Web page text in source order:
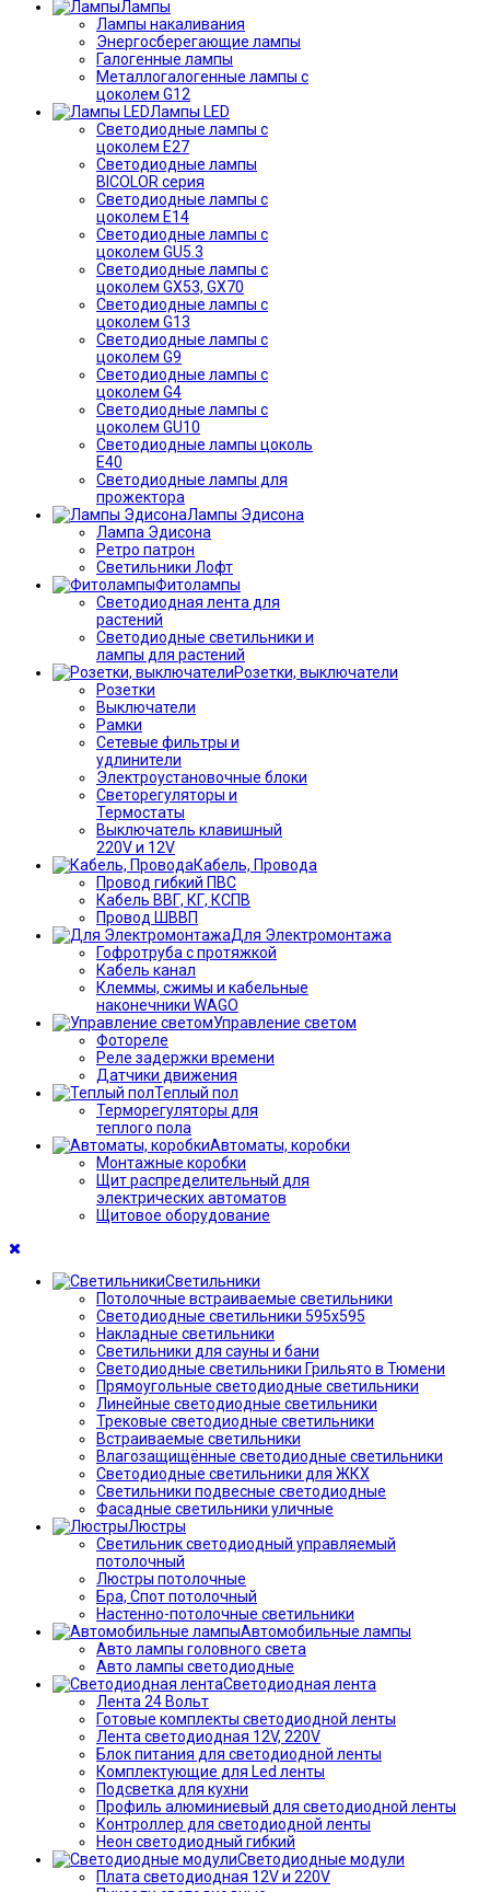
Лампы
Лампы накаливания
Энергосберегающие лампы
Галогенные лампы
Металлогалогенные лампы с
цоколем G12
Лампы LED
Светодиодные лампы с
цоколем E27
Светодиодные лампы
BICOLOR серия
Светодиодные лампы с
цоколем E14
Светодиодные лампы с
цоколем GU5.3
Светодиодные лампы с
цоколем GX53, GX70
Светодиодные лампы с
цоколем G13
Светодиодные лампы с
цоколем G9
Светодиодные лампы с
цоколем G4
Светодиодные лампы с
цоколем GU10
Светодиодные лампы цоколь
Е40
Светодиодные лампы для
прожектора
Лампы Эдисона
Лампа Эдисона
Ретро патрон
Светильники Лофт
Фитолампы
Светодиодная лента для
растений
Светодиодные светильники и
лампы для растений
Розетки, выключатели
Розетки
Выключатели
Рамки
Сетевые фильтры и
удлинители
Электроустановочные блоки
Светорегуляторы и
Термостаты
Выключатель клавишный
220V и 12V
Кабель, Провода
Провод гибкий ПВС
Кабель ВВГ, КГ, КСПВ
Провод ШВВП
Для Электромонтажа
Гофротруба с протяжкой
Кабель канал
Клеммы, сжимы и кабельные
наконечники WAGO
Управление светом
Фотореле
Реле задержки времени
Датчики движения
Теплый пол
Терморегуляторы для
теплого пола
Автоматы, коробки
Монтажные коробки
Щит распределительный для
электрических автоматов
Щитовое оборудование
Светильники
Потолочные встраиваемые светильники
Светодиодные светильники 595х595
Накладные светильники
Светильники для сауны и бани
Светодиодные светильники Грильято в Тюмени
Прямоугольные светодиодные светильники
Линейные светодиодные светильники
Трековые светодиодные светильники
Встраиваемые светильники
Влагозащищённые светодиодные светильники
Светодиодные светильники для ЖКХ
Светильники подвесные светодиодные
Фасадные светильники уличные
Люстры
Светильник светодиодный управляемый
потолочный
Люстры потолочные
Бра, Спот потолочный
Настенно-потолочные светильники
Автомобильные лампы
Авто лампы головного света
Авто лампы светодиодные
Светодиодная лента
Лента 24 Вольт
Готовые комплекты светодиодной ленты
Лента светодиодная 12V, 220V
Блок питания для светодиодной ленты
Комплектующие для Led ленты
Подсветка для кухни
Профиль алюминиевый для светодиодной ленты
Контроллер для светодиодной ленты
Неон светодиодный гибкий
Светодиодные модули
Плата светодиодная 12V и 220V